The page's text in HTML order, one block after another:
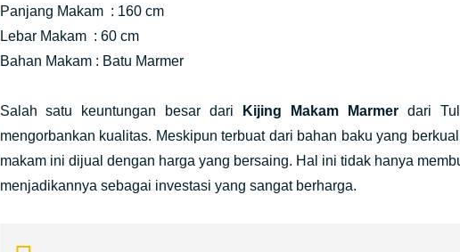
Panjang Makam : 160 cm
Lebar Makam : 60 cm
Bahan Makam : Batu Marmer
Salah satu keuntungan besar dari Kijing Makam Marmerdari
mengorbankan kualitas. Meskipun terbuat dari bahan baku yang
makam ini dijual dengan harga yang bersaing. Hal ini tidak hanya
menjadikannya sebagai investasi yang sangat berharga.